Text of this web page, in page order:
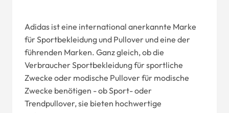
Adidas ist eine international anerkannte Marke
für Sportbekleidung und Pullover und eine der
führenden Marken. Ganz gleich, ob die
Verbraucher Sportbekleidung für sportliche
Zwecke oder modische Pullover für modische
Zwecke benötigen - ob Sport- oder
Trendpullover, sie bieten hochwertige